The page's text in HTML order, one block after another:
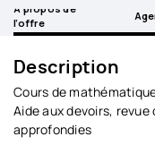
A propos de
l’offre
Description
Cours de
Aide aux devoirs,
approfondies